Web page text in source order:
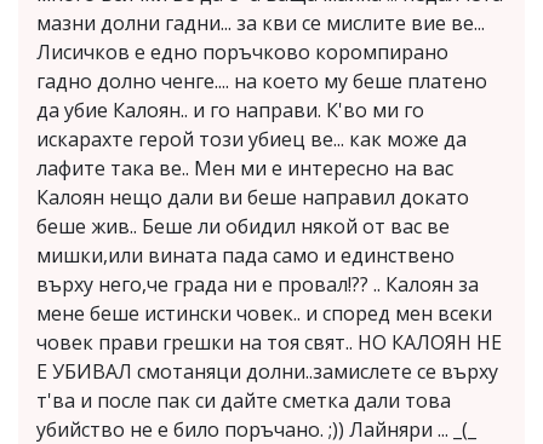
мазни долни гадни... за кви се мислите вие ве...
Лисичков е едно поръчково коромпирано
гадно долно ченге.... на което му беше платено
да убие Калоян.. и го направи. К'во ми го
искарахте герой този убиец ве... как може да
лафите така ве.. Мен ми е интересно на вас
Калоян нещо дали ви беше направил докато
беше жив.. Беше ли обидил някой от вас ве
мишки,или вината пада само и единствено
върху него,че града ни е провал!?? .. Калоян за
мене беше истински човек.. и според мен всеки
човек прави грешки на тоя свят.. НО КАЛОЯН НЕ
Е УБИВАЛ смотаняци долни..замислете се върху
т'ва и после пак си дайте сметка дали това
убийство не е било поръчано. ;)) Лайняри ... _(_